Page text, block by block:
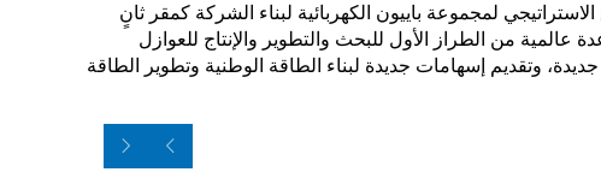
لمجموعة باييون الكهربائية لبناء الشركة كمقر ثانٍ
عالمية من الطراز الأول للبحث والتطوير والإنتاج للعوازل
وتقديم إسهامات جديدة لبناء الطاقة الوطنية وتطوير الطاقة